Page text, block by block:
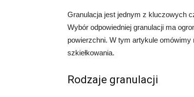
Granulacja jest jednym z kluczowych
Wybór odpowiedniej granulacji ma
powierzchni. W tym artykule
szkiełkowania.
Rodzaje granulacji